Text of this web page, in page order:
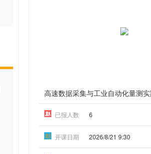
高速数据采集与工业自动化量测实
已报人数 6
期 开课日期 2026/8/21 9:30